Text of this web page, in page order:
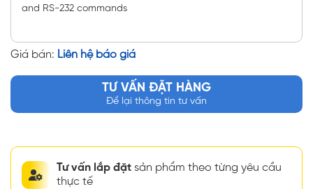
and RS-232 commands
Giá bán: Liên hệ báo giá
TƯ VẤN ĐẶT HÀNG
Để lại thông tin tư vấn
Tư vấn lắp đặt sản phẩm theo từng yêu cầu
thực tế